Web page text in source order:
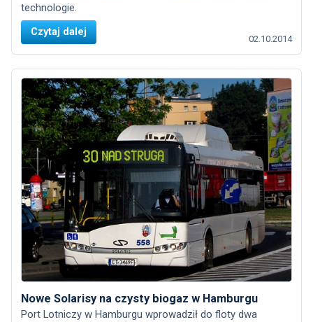
technologie.
Czytaj dalej
02.10.2014
Nowe Solarisy na czysty biogaz w Hamburgu
Port Lotniczy w Hamburgu wprowadził do floty dwa